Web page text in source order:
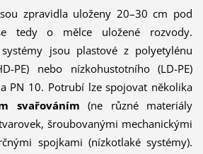
zpravidla uloženy 20–30 cm pod
tedy o mělce ulo­žené rozvody.
jsou plastové z polyetylénu
PE) nebo nízkohustotního (LD-PE)
PN 10. Potrubí lze spojovat několika
svařováním (ne různé materiály
šroubovanými mechanickými
spojkami (nízkotlaké systémy).